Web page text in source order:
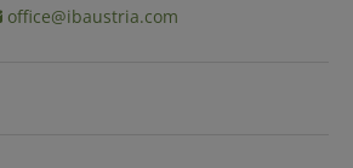
office@ibaustria.com